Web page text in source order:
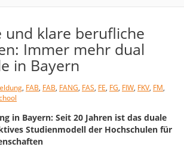
und klare berufliche
Immer mehr dual
in Bayern
, FAB, FAB, FANG, FAS, FE, FG, FIW, FKV, FM,
in Bayern: Seit 20 Jahren ist das duale
Studienmodell der Hochschulen für